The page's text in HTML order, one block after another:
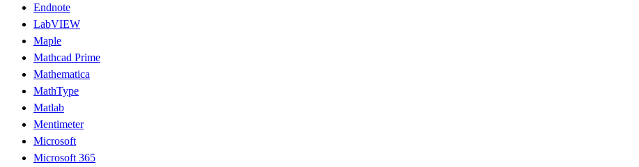
Endnote
LabVIEW
Maple
Mathcad Prime
Mathematica
MathType
Matlab
Mentimeter
Microsoft
Microsoft 365